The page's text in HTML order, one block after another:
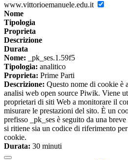
www.vittorioemanuele.edu.it
Nome
Tipologia
Proprieta
Descrizione
Durata
Nome: _pk_ses.1.59f5
Tipologia: analitico
Proprieta: Prime Parti
Descrizione: Questo nome di cookie è
analisi web open source Piwik. Viene
proprietari di siti Web a monitorare il
misurare le prestazioni del sito. È un
prefisso _pk_ses è seguito da una
si ritiene sia un codice di riferimento
cookie.
Durata: 30 minuti